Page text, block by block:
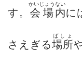
す。 会場
かいじょう
内
ない
に
さえぎる場所
ばしょ